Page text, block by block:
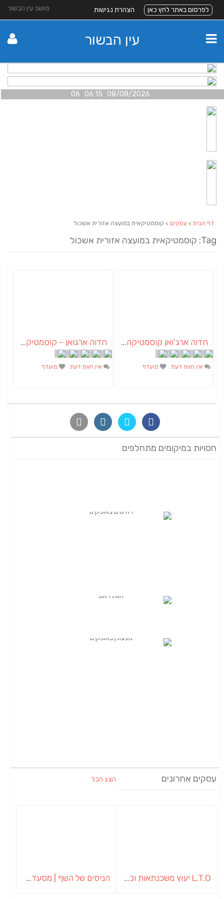
מושב עין הבשור לפרסום באתר לחץ כאן הצהרת נגישות
עין הבשור
08/08/2026 06:15 06
דף הבית > עסקים > קוסמטיקאית במועצה אזורית אשכול
Tag: קוסמטיקאית במועצה אזורית אשכול
חדוה ארג’ואן קוסמטיקה הוליסטית
אין חוות דעת מועדף
חדוה ארגואן – קוסמטיקה פרא רפואית
אין חוות דעת מועדף
חסויות במיקומים מתחלפים
עסקים אחרונים הצג הכל
L.T.O יעוץ משכנתאות וכלכלת משפחה | יועץ משכנתאות באשכול הניסים של השף | מסעדת שף בבית | ארוחות גורמה